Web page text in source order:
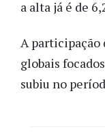
a alta já é de
A participação
globais
subiu no